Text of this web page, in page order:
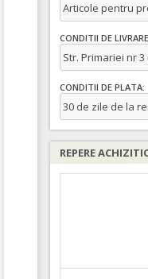
Articole pentru
CONDITII DE
Str. Primariei nr
CONDITII DE PLATA:
30 de zile de la
REPERE